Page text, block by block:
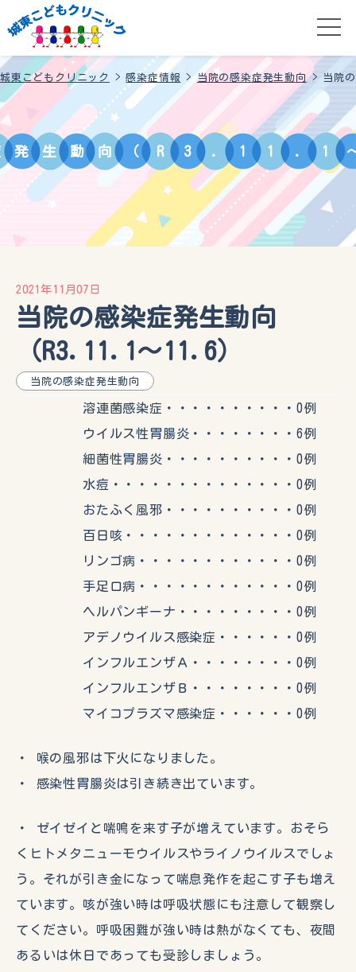
城東こどもクリニック >感染症情報 > 当院の感染症発生動向> 当院
発 生 動 向 （ R 3 . 1 1 . 1
2021年11月07日
当院の感染症発生動向
（R3.11.1～11.6）
当院の感染症発生動向
溶連菌感染症・・・・・・・・・・0例
ウイルス性胃腸炎・・・・・・・・6例
細菌性胃腸炎・・・・・・・・・・0例
水痘・・・・・・・・・・・・・・0例
おたふく風邪・・・・・・・・・・0例
百日咳・・・・・・・・・・・・・0例
リンゴ病・・・・・・・・・・・・0例
手足口病・・・・・・・・・・・・0例
ヘルパンギーナ・・・・・・・・・0例
アデノウイルス感染症・・・・・・0例
インフルエンザＡ・・・・・・・・0例
インフルエンザＢ・・・・・・・・0例
マイコプラズマ感染症・・・・・・0例
・ 喉の風邪は下火になりました。
・ 感染性胃腸炎は引き続き出ています。
・ ゼイゼイと喘鳴を来す子が増えています。おそら
くヒトメタニューモウイルスやライノウイルスでしょ
う。それが引き金になって喘息発作を起こす子も増え
ています。咳が強い時は呼吸状態にも注意して観察し
てください。呼吸困難が強い時は熱がなくても、夜間
あるいは休日であっても受診しましょう。